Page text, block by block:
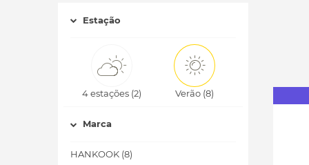
Estação
4 estações (2) Verão (8)
Marca
HANKOOK (8)